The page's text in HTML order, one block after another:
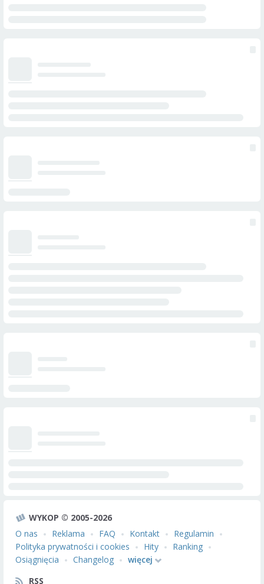
WYKOP © 2005-2026
O nas
Reklama FAQ Kontakt
Regulamin
Polityka prywatności i cookies
Hity
Ranking
Osiągnięcia
Changelog
więcej
RSS